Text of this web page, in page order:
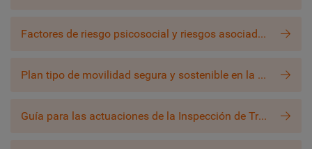
Factores de riesgo psicosocial y riesgos asociados en el sector del transporte por carretera - Año 2022
Plan tipo de movilidad segura y sostenible en la empresa
Guía para las actuaciones de la Inspección de Trabajo en materia de seguridad vial en las empresas